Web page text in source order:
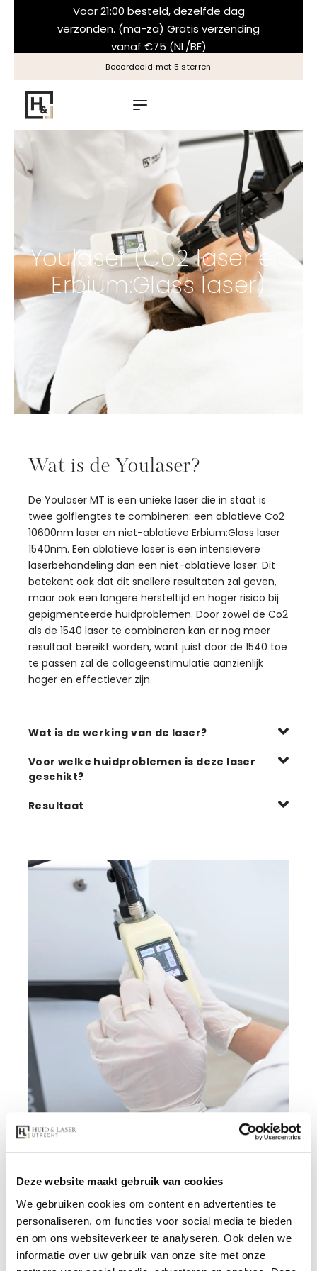
Deze website maakt gebruik van cookies
We gebruiken cookies om content en advertenties te
personaliseren, om functies voor social media te bieden
en om ons websiteverkeer te analyseren. Ook delen we
informatie over uw gebruik van onze site met onze
Voor 21:00 besteld, dezelfde dag
verzonden. (ma-za) Gratis verzending
vanaf €75 (NL/BE)
Beoordeeld met 5 sterren
Youlaser (Co2 laser en
Erbium:Glass laser)
Wat is de Youlaser?
De Youlaser MT is een unieke laser die in staat is
twee golflengtes te combineren: een ablatieve Co2
10600nm laser en niet-ablatieve Erbium:Glass laser
1540nm. Een ablatieve laser is een intensievere
laserbehandeling dan een niet-ablatieve laser. Dit
betekent ook dat dit snellere resultaten zal geven,
maar ook een langere hersteltijd en hoger risico bij
gepigmenteerde huidproblemen. Door zowel de Co2
als de 1540 laser te combineren kan er nog meer
resultaat bereikt worden, want juist door de 1540 toe
te passen zal de collageenstimulatie aanzienlijk
hoger en effectiever zijn.
Wat is de werking van de laser?
Voor welke huidproblemen is deze laser
geschikt?
Resultaat